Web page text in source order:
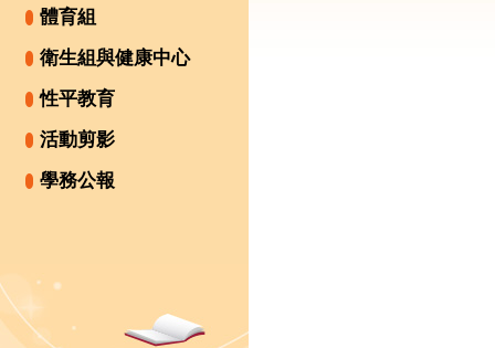
體育組
衛生組與健康中心
性平教育
活動剪影
學務公報